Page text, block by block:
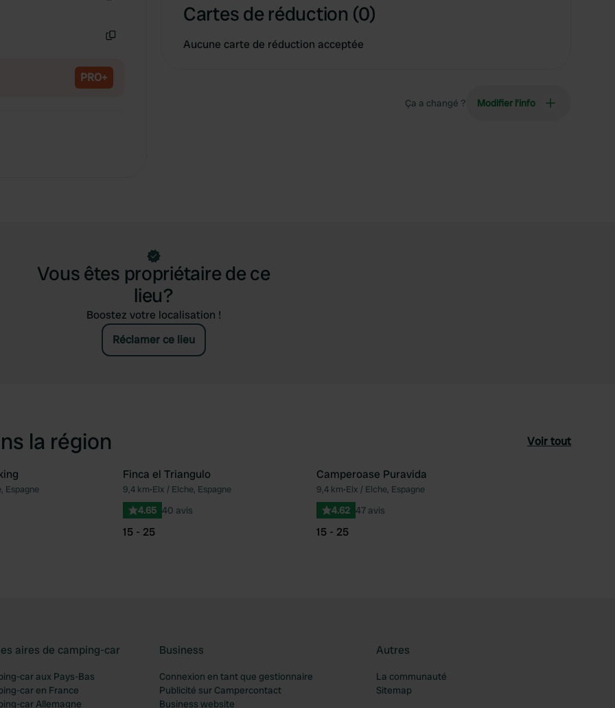
PRO+
Cartes de réduction (0)
Aucune carte de réduction acceptée
Ça a changé ? Modifier l’info
Vous êtes propriétaire de ce
lieu?
Boostez votre localisation !
Réclamer ce lieu
la région Voir tout
Préféré
Espagne Préféré
Finca el Triangulo
9,4 km•Elx / Elche, Espagne
4.65 40 avis
15 - 25
Camperoase Puravida
9,4 km•Elx / Elche, Espagne
4.62 47 avis
15 - 25
aires de camping-car
car aux Pays-Bas
car en France
car Allemagne
Business
Connexion en tant que gestionnaire
Publicité sur Campercontact
Business website
Autres
La communauté
Sitemap